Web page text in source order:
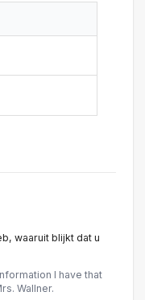
waaruit blijkt dat u
I have that
Wallner.